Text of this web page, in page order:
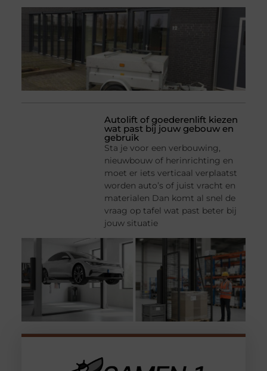
Autolift of goederenlift kiezen
wat past bij jouw gebouw en
gebruik
Sta je voor een verbouwing,
nieuwbouw of herinrichting en
moet er iets verticaal verplaatst
worden auto’s of juist vracht en
materialen Dan komt al snel de
vraag op tafel wat past beter bij
jouw situatie